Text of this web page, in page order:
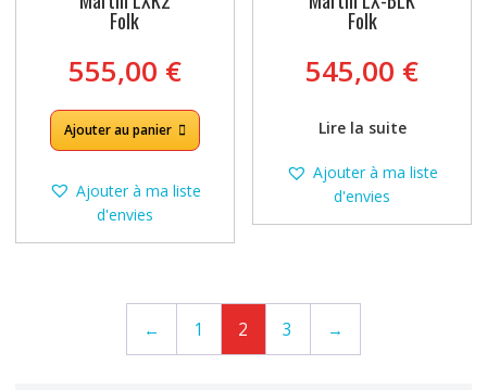
Folk
555,00 €
Ajouter au panier
Ajouter à ma liste
d'envies
Folk
545,00 €
Lire la suite
Ajouter à ma liste
d'envies
← 1 2 3 →